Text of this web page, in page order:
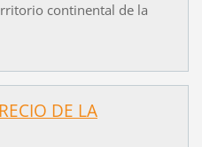
continental de la
DE LA